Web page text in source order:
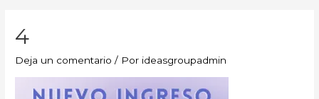
4
Deja un comentario / Por ideasgroupadmin